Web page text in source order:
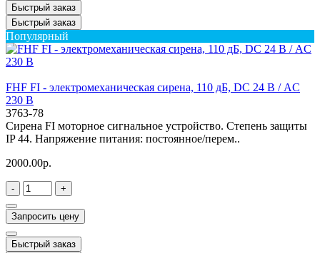
Быстрый заказ
Быстрый заказ
Популярный
FHF FI - электромеханическая сирена, 110 дБ, DC 24 В / AC
230 В
3763-78
Сирена FI моторное сигнальное устройство. Степень защиты
IP 44. Напряжение питания: постоянное/перем..
2000.00р.
- +
Запросить цену
Быстрый заказ